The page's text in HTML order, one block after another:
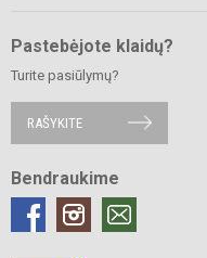
Pastebėjote klaidų?
Turite pasiūlymų?
RAŠYKITE
Bendraukime